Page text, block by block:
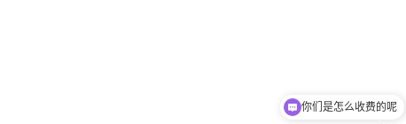
你们是怎么收费的呢